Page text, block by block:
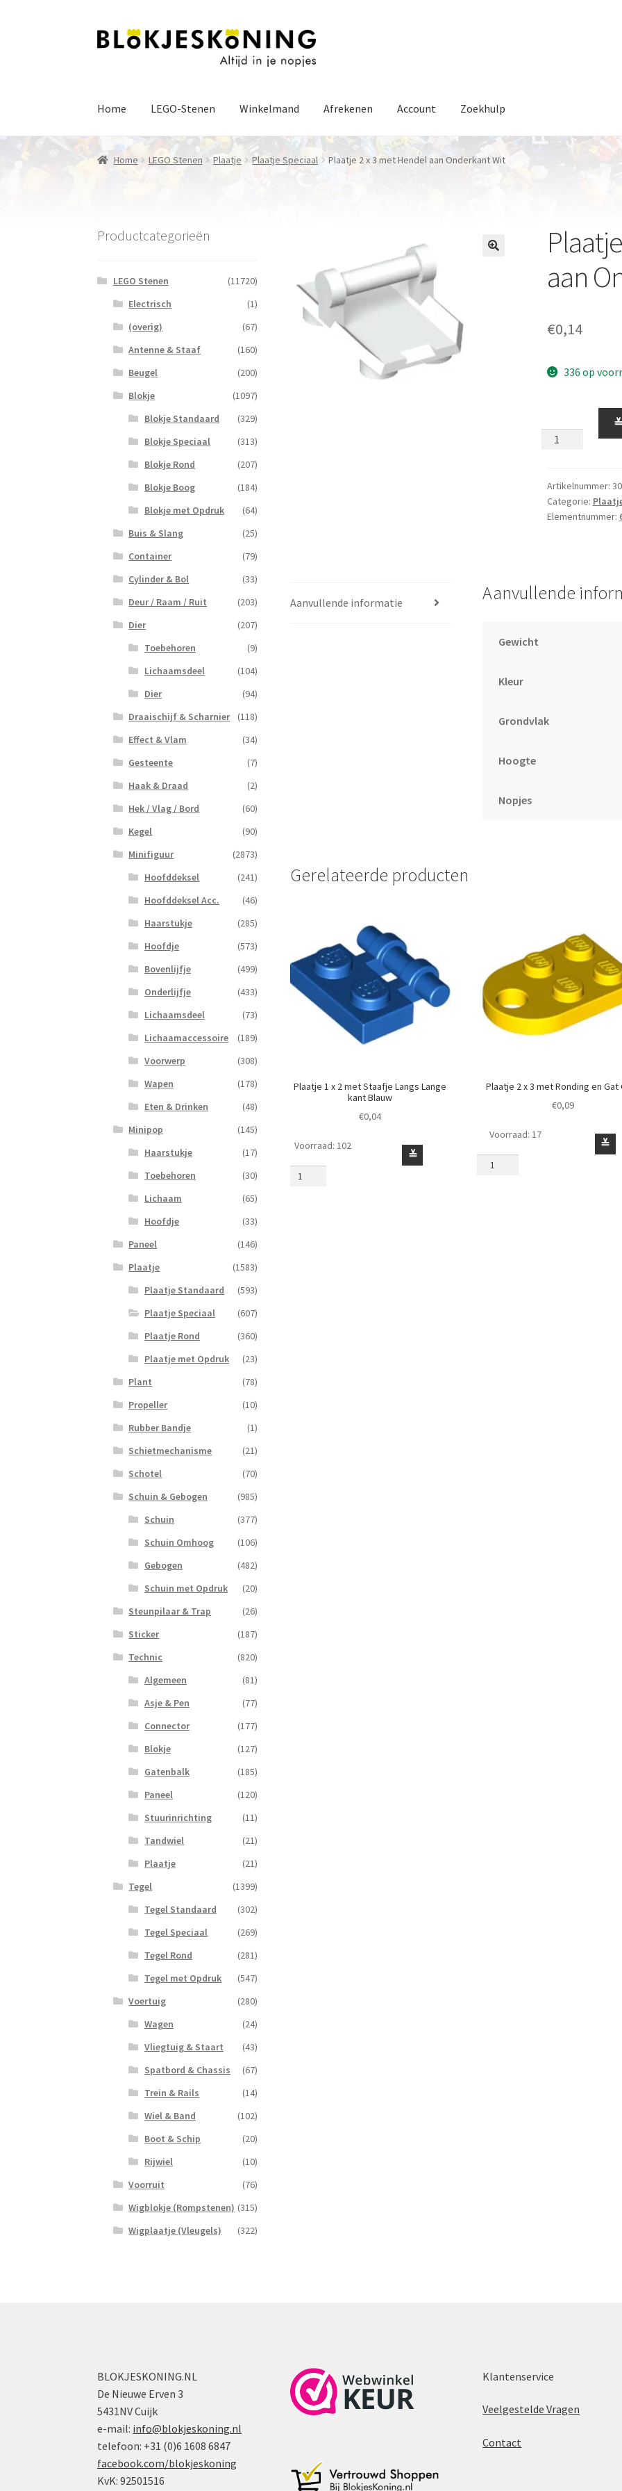
Ga
Ga
Home
LEGO-Stenen Winkelmand Afrekenen Account Zoekhulp
Home LEGO Stenen Plaatje Plaatje Speciaal Plaatje 2 x 3 met Hendel aan Onderkant Wit
aan
€0,14
336 op
2
met
Hendel
aan
≚
Artikelnummer:
Categorie:
Elementnummer:
Aanvullende informatie Aanvullende
Gewicht
Kleur
Grondvlak
Hoogte
Nopjes
Gerelateerde producten
Plaatje 1 x 2 met Staafje Langs Lange
kant Blauw
€0,04
Plaatje
1
≚
Voorraad: 102
Plaatje 2 x 3 met Ronding en Gat
€0,09
Plaatje
2
≚
Voorraad: 17
Productcategorieën
LEGO Stenen
(11720)
Electrisch
(1)
(overig)
(67)
Antenne & Staaf
(160)
Beugel
(200)
Blokje
(1097)
Blokje Standaard
(329)
Blokje Speciaal
(313)
Blokje Rond
(207)
Blokje Boog
(184)
Blokje met Opdruk
(64)
Buis & Slang
(25)
Container
(79)
Cylinder & Bol
(33)
Deur / Raam / Ruit
(203)
Dier
(207)
Toebehoren
(9)
Lichaamsdeel
(104)
Dier
(94)
Draaischijf & Scharnier
(118)
Effect & Vlam
(34)
Gesteente
(7)
Haak & Draad
(2)
Hek / Vlag / Bord
(60)
Kegel
(90)
Minifiguur
(2873)
Hoofddeksel
(241)
Hoofddeksel Acc.
(46)
Haarstukje
(285)
Hoofdje
(573)
Bovenlijfje
(499)
Onderlijfje
(433)
Lichaamsdeel
(73)
Lichaamaccessoire
(189)
Voorwerp
(308)
Wapen
(178)
Eten & Drinken
(48)
Minipop
(145)
Haarstukje
(17)
Toebehoren
(30)
Lichaam
(65)
Hoofdje
(33)
Paneel
(146)
Plaatje
(1583)
Plaatje Standaard
(593)
Plaatje Speciaal
(607)
Plaatje Rond
(360)
Plaatje met Opdruk
(23)
Plant
(78)
Propeller
(10)
Rubber Bandje
(1)
Schietmechanisme
(21)
Schotel
(70)
Schuin & Gebogen
(985)
Schuin
(377)
Schuin Omhoog
(106)
Gebogen
(482)
Schuin met Opdruk
(20)
Steunpilaar & Trap
(26)
Sticker
(187)
Technic
(820)
Algemeen
(81)
Asje & Pen
(77)
Connector
(177)
Blokje
(127)
Gatenbalk
(185)
Paneel
(120)
Stuurinrichting
(11)
Tandwiel
(21)
Plaatje
(21)
Tegel
(1399)
Tegel Standaard
(302)
Tegel Speciaal
(269)
Tegel Rond
(281)
Tegel met Opdruk
(547)
Voertuig
(280)
Wagen
(24)
Vliegtuig & Staart
(43)
Spatbord & Chassis
(67)
Trein & Rails
(14)
Wiel & Band
(102)
Boot & Schip
(20)
Rijwiel
(10)
Voorruit
(76)
Wigblokje (Rompstenen) (315)
Wigplaatje (Vleugels)
(322)
BLOKJESKONING.NL
De Nieuwe Erven 3
5431NV Cuijk
e-mail: info@blokjeskoning.nl
telefoon: +31 (0)6 1608 6847
facebook.com/blokjeskoning
KvK: 92501516
Klantenservice
Veelgestelde Vragen
Contact